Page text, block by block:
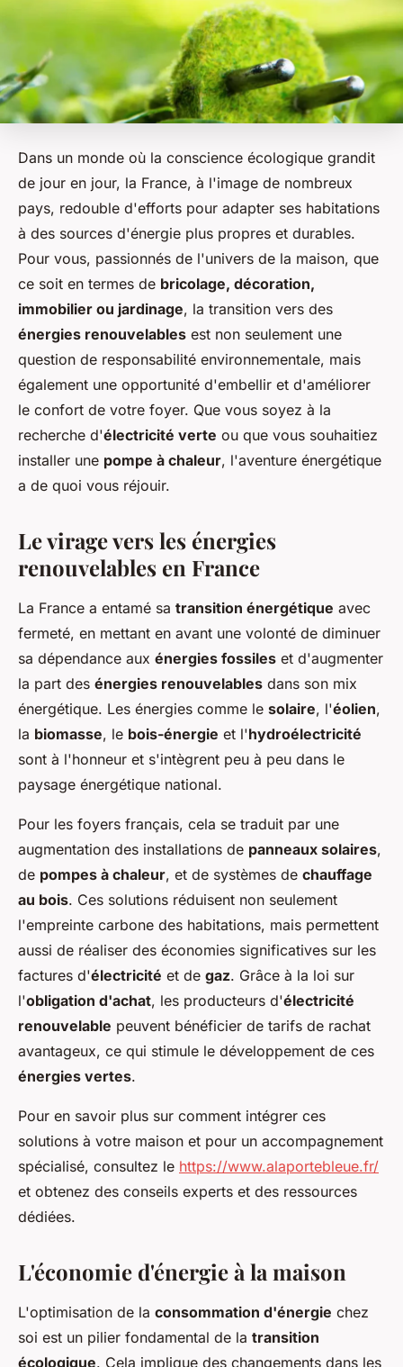
Dans un monde où la conscience écologique grandit
de jour en jour, la France, à l'image de nombreux
pays, redouble d'efforts pour adapter ses habitations
à des sources d'énergie plus propres et durables.
Pour vous, passionnés de l'univers de la maison, que
ce soit en termes de bricolage, décoration,
immobilier ou jardinage, la transition vers des
énergies renouvelables est non seulement une
question de responsabilité environnementale, mais
également une opportunité d'embellir et d'améliorer
le confort de votre foyer. Que vous soyez à la
recherche d'électricité verte ou que vous souhaitiez
installer une pompe à chaleur, l'aventure énergétique
a de quoi vous réjouir.
Le virage vers les énergies
renouvelables en France
La France a entamé sa transition énergétique avec
fermeté, en mettant en avant une volonté de diminuer
sa dépendance aux énergies fossiles et d'augmenter
la part des énergies renouvelables dans son mix
énergétique. Les énergies comme le solaire, l'éolien,
la biomasse, le bois-énergie et l'hydroélectricité
sont à l'honneur et s'intègrent peu à peu dans le
paysage énergétique national.
Pour les foyers français, cela se traduit par une
augmentation des installations de panneaux solaires,
de pompes à chaleur, et de systèmes de chauffage
au bois. Ces solutions réduisent non seulement
l'empreinte carbone des habitations, mais permettent
aussi de réaliser des économies significatives sur les
factures d'électricité et de gaz. Grâce à la loi sur
l'obligation d'achat, les producteurs d'électricité
renouvelable peuvent bénéficier de tarifs de rachat
avantageux, ce qui stimule le développement de ces
énergies vertes.
Pour en savoir plus sur comment intégrer ces
solutions à votre maison et pour un accompagnement
spécialisé, consultez le https://www.alaportebleue.fr/
et obtenez des conseils experts et des ressources
dédiées.
L'économie d'énergie à la maison
L'optimisation de la consommation d'énergie chez
soi est un pilier fondamental de la transition
écologique. Cela implique des changements dans les